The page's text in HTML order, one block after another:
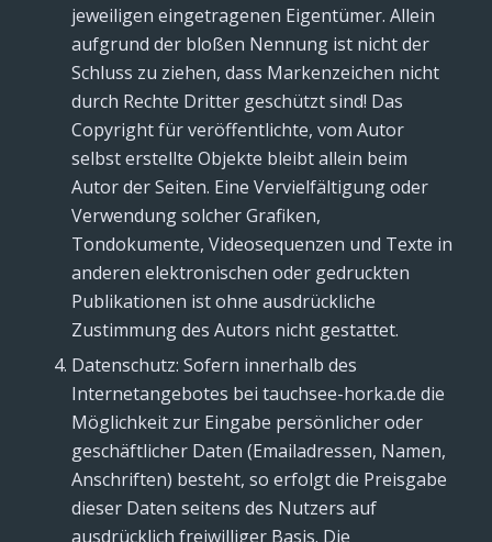
jeweiligen eingetragenen Eigentümer. Allein
aufgrund der bloßen Nennung ist nicht der
Schluss zu ziehen, dass Markenzeichen nicht
durch Rechte Dritter geschützt sind! Das
Copyright für veröffentlichte, vom Autor
selbst erstellte Objekte bleibt allein beim
Autor der Seiten. Eine Vervielfältigung oder
Verwendung solcher Grafiken,
Tondokumente, Videosequenzen und Texte in
anderen elektronischen oder gedruckten
Publikationen ist ohne ausdrückliche
Zustimmung des Autors nicht gestattet.
Datenschutz: Sofern innerhalb des
Internetangebotes bei tauchsee-horka.de die
Möglichkeit zur Eingabe persönlicher oder
geschäftlicher Daten (Emailadressen, Namen,
Anschriften) besteht, so erfolgt die Preisgabe
dieser Daten seitens des Nutzers auf
ausdrücklich freiwilliger Basis. Die